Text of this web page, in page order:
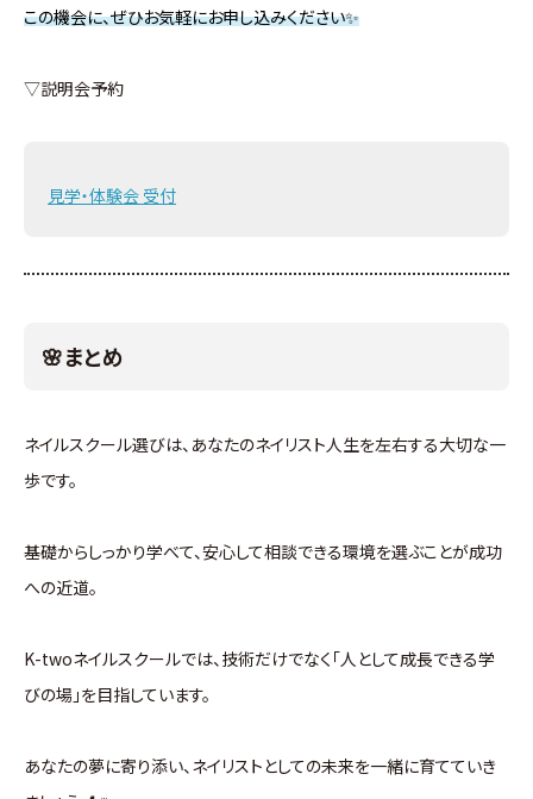
この機会に、ぜひお気軽にお申し込みください✨
▽説明会予約
見学・体験会 受付
🌸まとめ
ネイルスクール選びは、あなたのネイリスト人生を左右する大切な一
歩です。
基礎からしっかり学べて、安心して相談できる環境を選ぶことが成功
への近道。
K-twoネイルスクールでは、技術だけでなく「人として成長できる学
びの場」を目指しています。
あなたの夢に寄り添い、ネイリストとしての未来を一緒に育てていき